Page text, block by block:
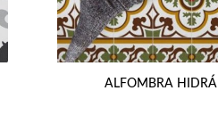
ALFOMBRA